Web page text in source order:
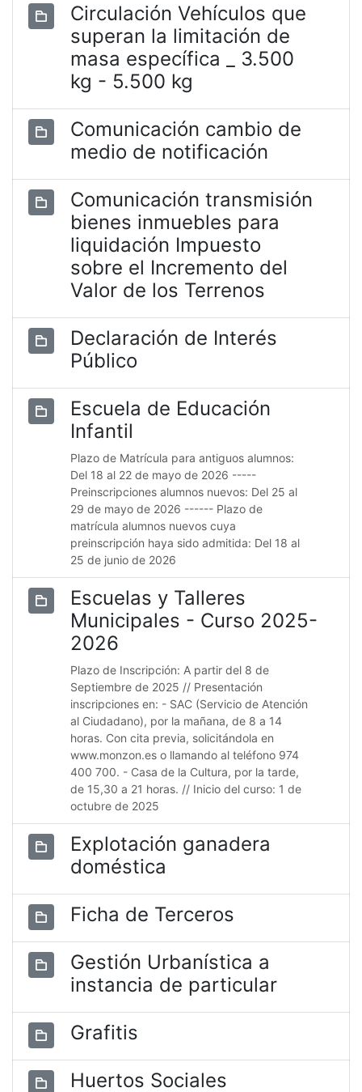
Circulación Vehículos que
superan la limitación de
masa específica _ 3.500
kg - 5.500 kg
Comunicación cambio de
medio de notificación
Comunicación transmisión
bienes inmuebles para
liquidación Impuesto
sobre el Incremento del
Valor de los Terrenos
Declaración de Interés
Público
Escuela de Educación
Infantil
Plazo de Matrícula para antiguos alumnos:
Del 18 al 22 de mayo de 2026 -----
Preinscripciones alumnos nuevos: Del 25 al
29 de mayo de 2026 ------ Plazo de
matrícula alumnos nuevos cuya
preinscripción haya sido admitida: Del 18 al
25 de junio de 2026
Escuelas y Talleres
Municipales - Curso 2025-
2026
Plazo de Inscripción: A partir del 8 de
Septiembre de 2025 // Presentación
inscripciones en: - SAC (Servicio de Atención
al Ciudadano), por la mañana, de 8 a 14
horas. Con cita previa, solicitándola en
www.monzon.es o llamando al teléfono 974
400 700. - Casa de la Cultura, por la tarde,
de 15,30 a 21 horas. // Inicio del curso: 1 de
octubre de 2025
Explotación ganadera
doméstica
Ficha de Terceros
Gestión Urbanística a
instancia de particular
Grafitis
Huertos Sociales